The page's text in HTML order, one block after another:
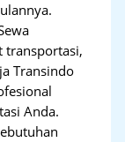
transportasi,
Transindo
Anda.